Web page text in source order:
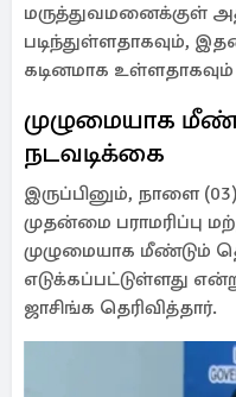
மருத்துவமனைக்குள்
படிந்துள்ளதாகவும்,
கடினமாக
முழுமையாக
நடவடிக்கை
இருப்பினும், நாளை
முதன்மை பராமரிப்பு
முழுமையாக மீண்டும்
எடுக்கப்பட்டுள்ளது
ஜாசிங்க தெரிவித்தார்.